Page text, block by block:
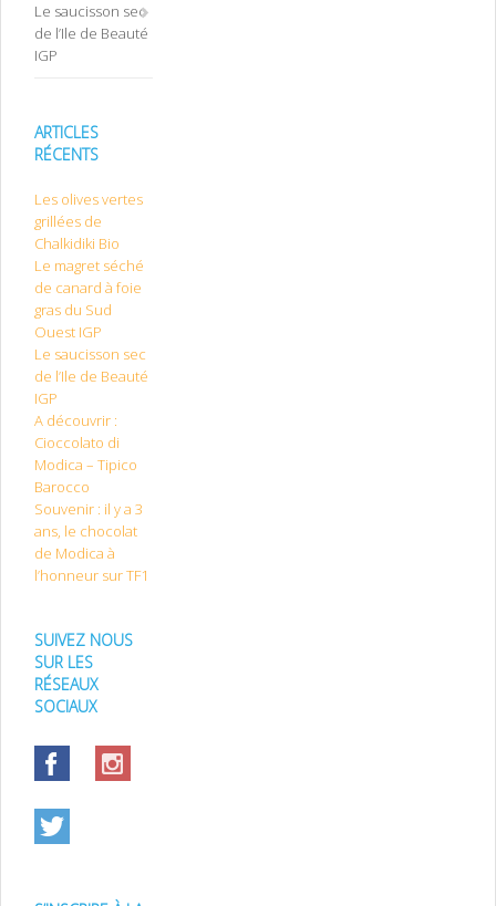
Le saucisson sec
de l’Ile de Beauté
IGP
ARTICLES
RÉCENTS
Les olives vertes
grillées de
Chalkidiki Bio
Le magret séché
de canard à foie
gras du Sud
Ouest IGP
Le saucisson sec
de l’Ile de Beauté
IGP
A découvrir :
Cioccolato di
Modica – Tipico
Barocco
Souvenir : il y a 3
ans, le chocolat
de Modica à
l’honneur sur TF1
SUIVEZ NOUS
SUR LES
RÉSEAUX
SOCIAUX